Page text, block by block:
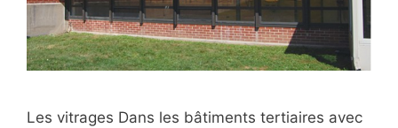
Les vitrages Dans les bâtiments tertiaires avec